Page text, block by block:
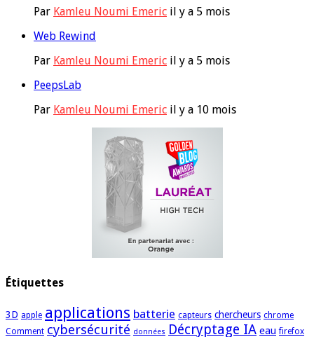
Par Kamleu Noumi Emeric il y a 5 mois
Web Rewind
Par Kamleu Noumi Emeric il y a 5 mois
PeepsLab
Par Kamleu Noumi Emeric il y a 10 mois
Étiquettes
3D apple applications batterie capteurs chercheurs chrome
Comment cybersécurité données Décryptage IA eau firefox